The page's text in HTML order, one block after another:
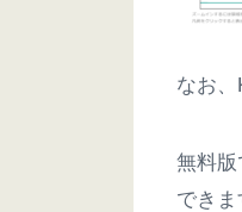
なお、
無料版
できま